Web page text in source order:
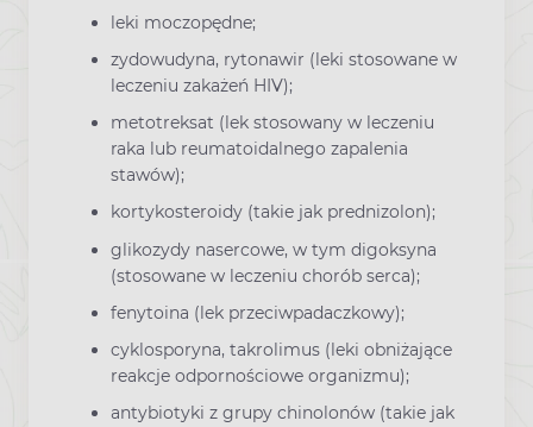
leki moczopędne;
zydowudyna, rytonawir (leki stosowane w
leczeniu zakażeń HIV);
metotreksat (lek stosowany w leczeniu
raka lub reumatoidalnego zapalenia
stawów);
kortykosteroidy (takie jak prednizolon);
glikozydy nasercowe, w tym digoksyna
(stosowane w leczeniu chorób serca);
fenytoina (lek przeciwpadaczkowy);
cyklosporyna, takrolimus (leki obniżające
reakcje odpornościowe organizmu);
antybiotyki z grupy chinolonów (takie jak